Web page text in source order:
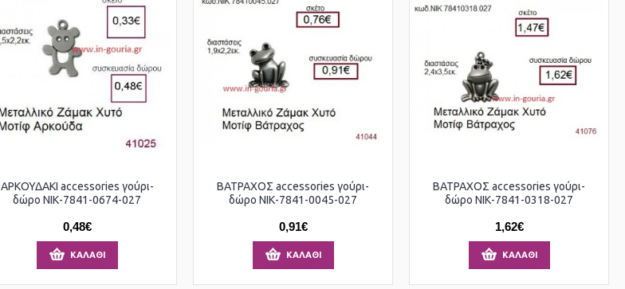
ΑΡΚΟΥΔΑΚΙ accessories γούρι-
δώρο ΝΙΚ-7841-0674-027
0,48€
ΚΑΛΆΘΙ
ΒΑΤΡΑΧΟΣ accessories γούρι-
δώρο ΝΙΚ-7841-0045-027
0,91€
ΚΑΛΆΘΙ
ΒΑΤΡΑΧΟΣ accessories γούρι-
δώρο ΝΙΚ-7841-0318-027
1,62€
ΚΑΛΆΘΙ